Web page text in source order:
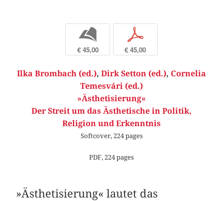
b
€ 45,00
p
€ 45,00
Ilka Brombach (ed.), Dirk Setton (ed.), Cornelia
Temesvári (ed.)
»Ästhetisierung«
Der Streit um das Ästhetische in Politik,
Religion und Erkenntnis
Softcover, 224 pages
PDF, 224 pages
»Ästhetisierung« lautet das